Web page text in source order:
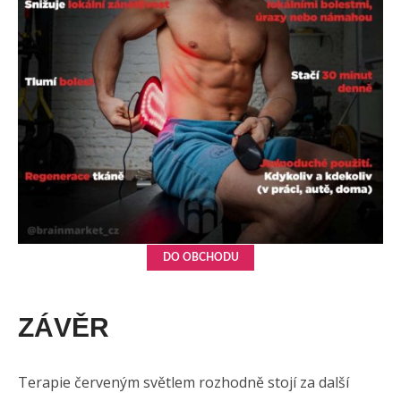
DO OBCHODU
ZÁVĚR
Terapie červeným světlem rozhodně stojí za další